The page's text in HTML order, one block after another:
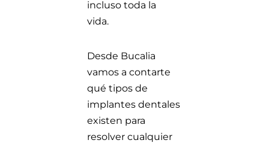
incluso toda la
vida.
Desde Bucalia
vamos a contarte
qué tipos de
implantes dentales
existen para
resolver cualquier